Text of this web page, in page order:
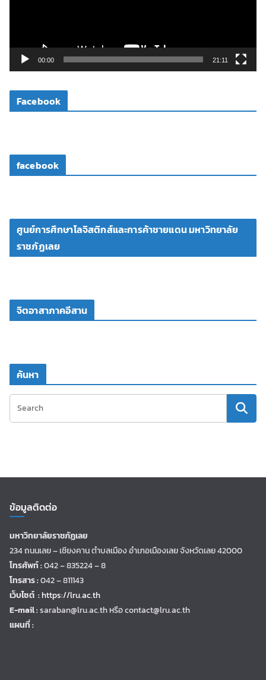
ดี
โ
00:00 21:11
Facebook
facebook
ศูนย์การศึกษาโลจิสติกส์และการค้าชายแดน มหาวิทยาลัย
ราชภัฏเลย
จิตอาสาภาคอีสาน
ค้นหา
ข้อมูลติดต่อ
มหาวิทยาลัยราชภัฏเลย
234 ถนนเลย – เชียงคาน ตำบลเมือง อำเภอเมืองเลย จังหวัดเลย 42000
โทรศัพท์ :042 – 835224 – 8
โทรสาร :042 – 811143
เว็บไซต์ :https://lru.ac.th
E-mail :saraban@lru.ac.thหรือ contact@lru.ac.th
แผนที่ :